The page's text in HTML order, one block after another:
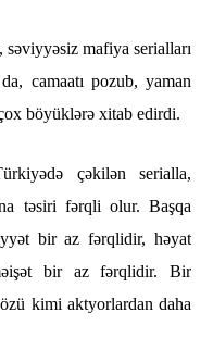
mafiya serialları
camaatı pozub, yaman
böyüklərə xitab edirdi.
çəkilən serialla,
təsiri fərqli olur. Başqa
bir az fərqlidir, həyat
bir az fərqlidir. Bir
kimi aktyorlardan daha